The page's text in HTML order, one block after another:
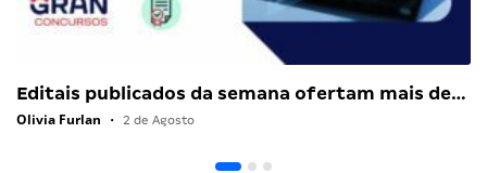
Editais publicados da semana ofertam mais de…
Olivia Furlan • 2 de Agosto